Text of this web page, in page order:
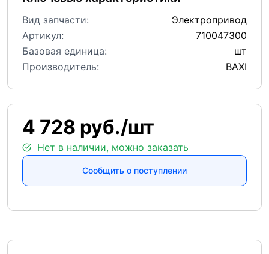
4 728 руб./шт
Нет в наличии, можно заказать
Сообщить о поступлении
Вид запчасти:
Электропривод
Артикул:
710047300
Базовая единица:
шт
Производитель:
BAXI